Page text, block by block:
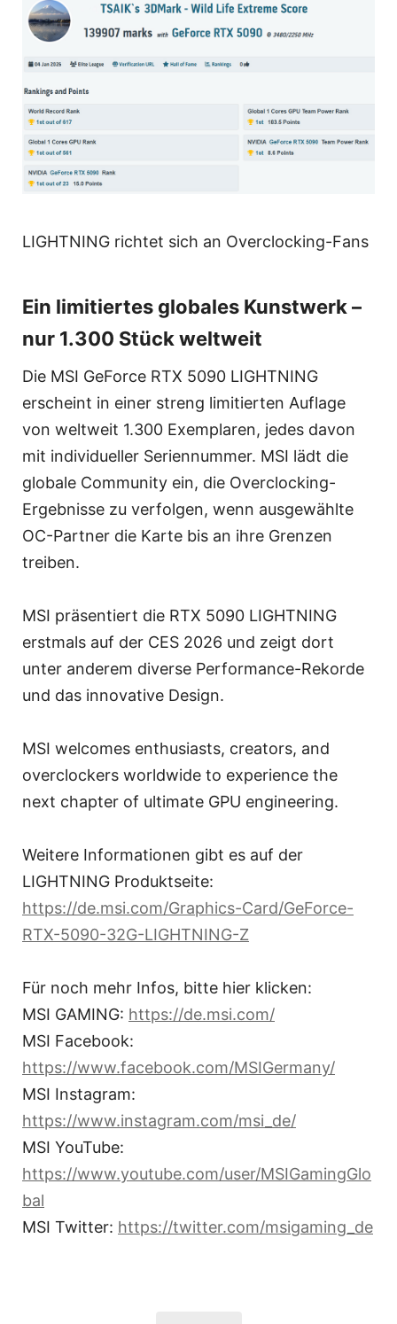
LIGHTNING richtet sich an Overclocking-Fans
Ein limitiertes globales Kunstwerk –
nur 1.300 Stück weltweit
Die MSI GeForce RTX 5090 LIGHTNING
erscheint in einer streng limitierten Auflage
von weltweit 1.300 Exemplaren, jedes davon
mit individueller Seriennummer. MSI lädt die
globale Community ein, die Overclocking-
Ergebnisse zu verfolgen, wenn ausgewählte
OC-Partner die Karte bis an ihre Grenzen
treiben.
MSI präsentiert die RTX 5090 LIGHTNING
erstmals auf der CES 2026 und zeigt dort
unter anderem diverse Performance-Rekorde
und das innovative Design.
MSI welcomes enthusiasts, creators, and
overclockers worldwide to experience the
next chapter of ultimate GPU engineering.
Weitere Informationen gibt es auf der
LIGHTNING Produktseite:
https://de.msi.com/Graphics-Card/GeForce-
RTX-5090-32G-LIGHTNING-Z
Für noch mehr Infos, bitte hier klicken:
MSI GAMING: https://de.msi.com/
MSI Facebook:
https://www.facebook.com/MSIGermany/
MSI Instagram:
https://www.instagram.com/msi_de/
MSI YouTube:
https://www.youtube.com/user/MSIGamingGlo
bal
MSI Twitter: https://twitter.com/msigaming_de